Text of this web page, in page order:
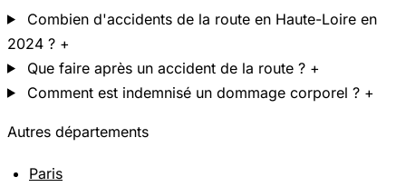
Combien d'accidents de la route en Haute-Loire en
2024 ? +
Que faire après un accident de la route ? +
Comment est indemnisé un dommage corporel ? +
Autres départements
Paris